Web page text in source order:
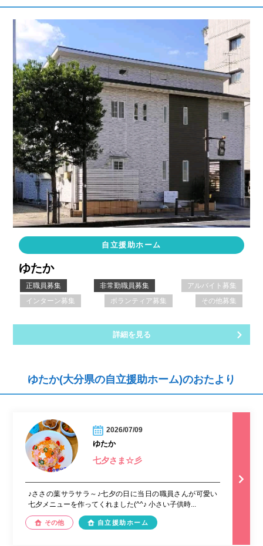
自立援助ホーム
ゆたか
正職員募集 非常勤職員募集
アルバイト募集
インターン募集
ボランティア募集 その他募集
詳細を見る
ゆたか(大分県の自立援助ホーム)のおたより
2026/07/09
ゆたか
七夕さま☆彡
♪ささの葉サラサラ～♪七夕の日に当日の職員さんが可愛い
七夕メニューを作ってくれました(^^♪ 小さい子供時...
その他 自立援助ホーム